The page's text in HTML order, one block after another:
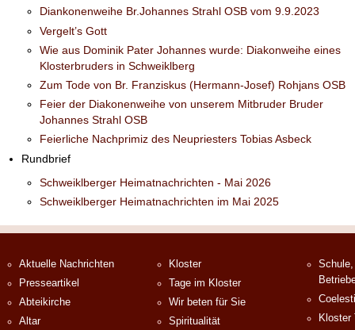
Diankonenweihe Br.Johannes Strahl OSB vom 9.9.2023
Vergelt’s Gott
Wie aus Dominik Pater Johannes wurde: Diakonweihe eines
Klosterbruders in Schweiklberg
Zum Tode von Br. Franziskus (Hermann-Josef) Rohjans OSB
Feier der Diakonenweihe von unserem Mitbruder Bruder
Johannes Strahl OSB
Feierliche Nachprimiz des Neupriesters Tobias Asbeck
Rundbrief
Schweiklberger Heimatnachrichten - Mai 2026
Schweiklberger Heimatnachrichten im Mai 2025
Aktuelle Nachrichten
Presseartikel
Abteikirche
Altar
Kloster
Tage im Kloster
Wir beten für Sie
Spiritualität
Kloster